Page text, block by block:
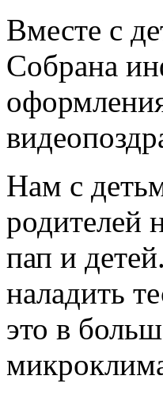
Вместе с
Собрана
Нам с
родителей
пап и
наладить
это в